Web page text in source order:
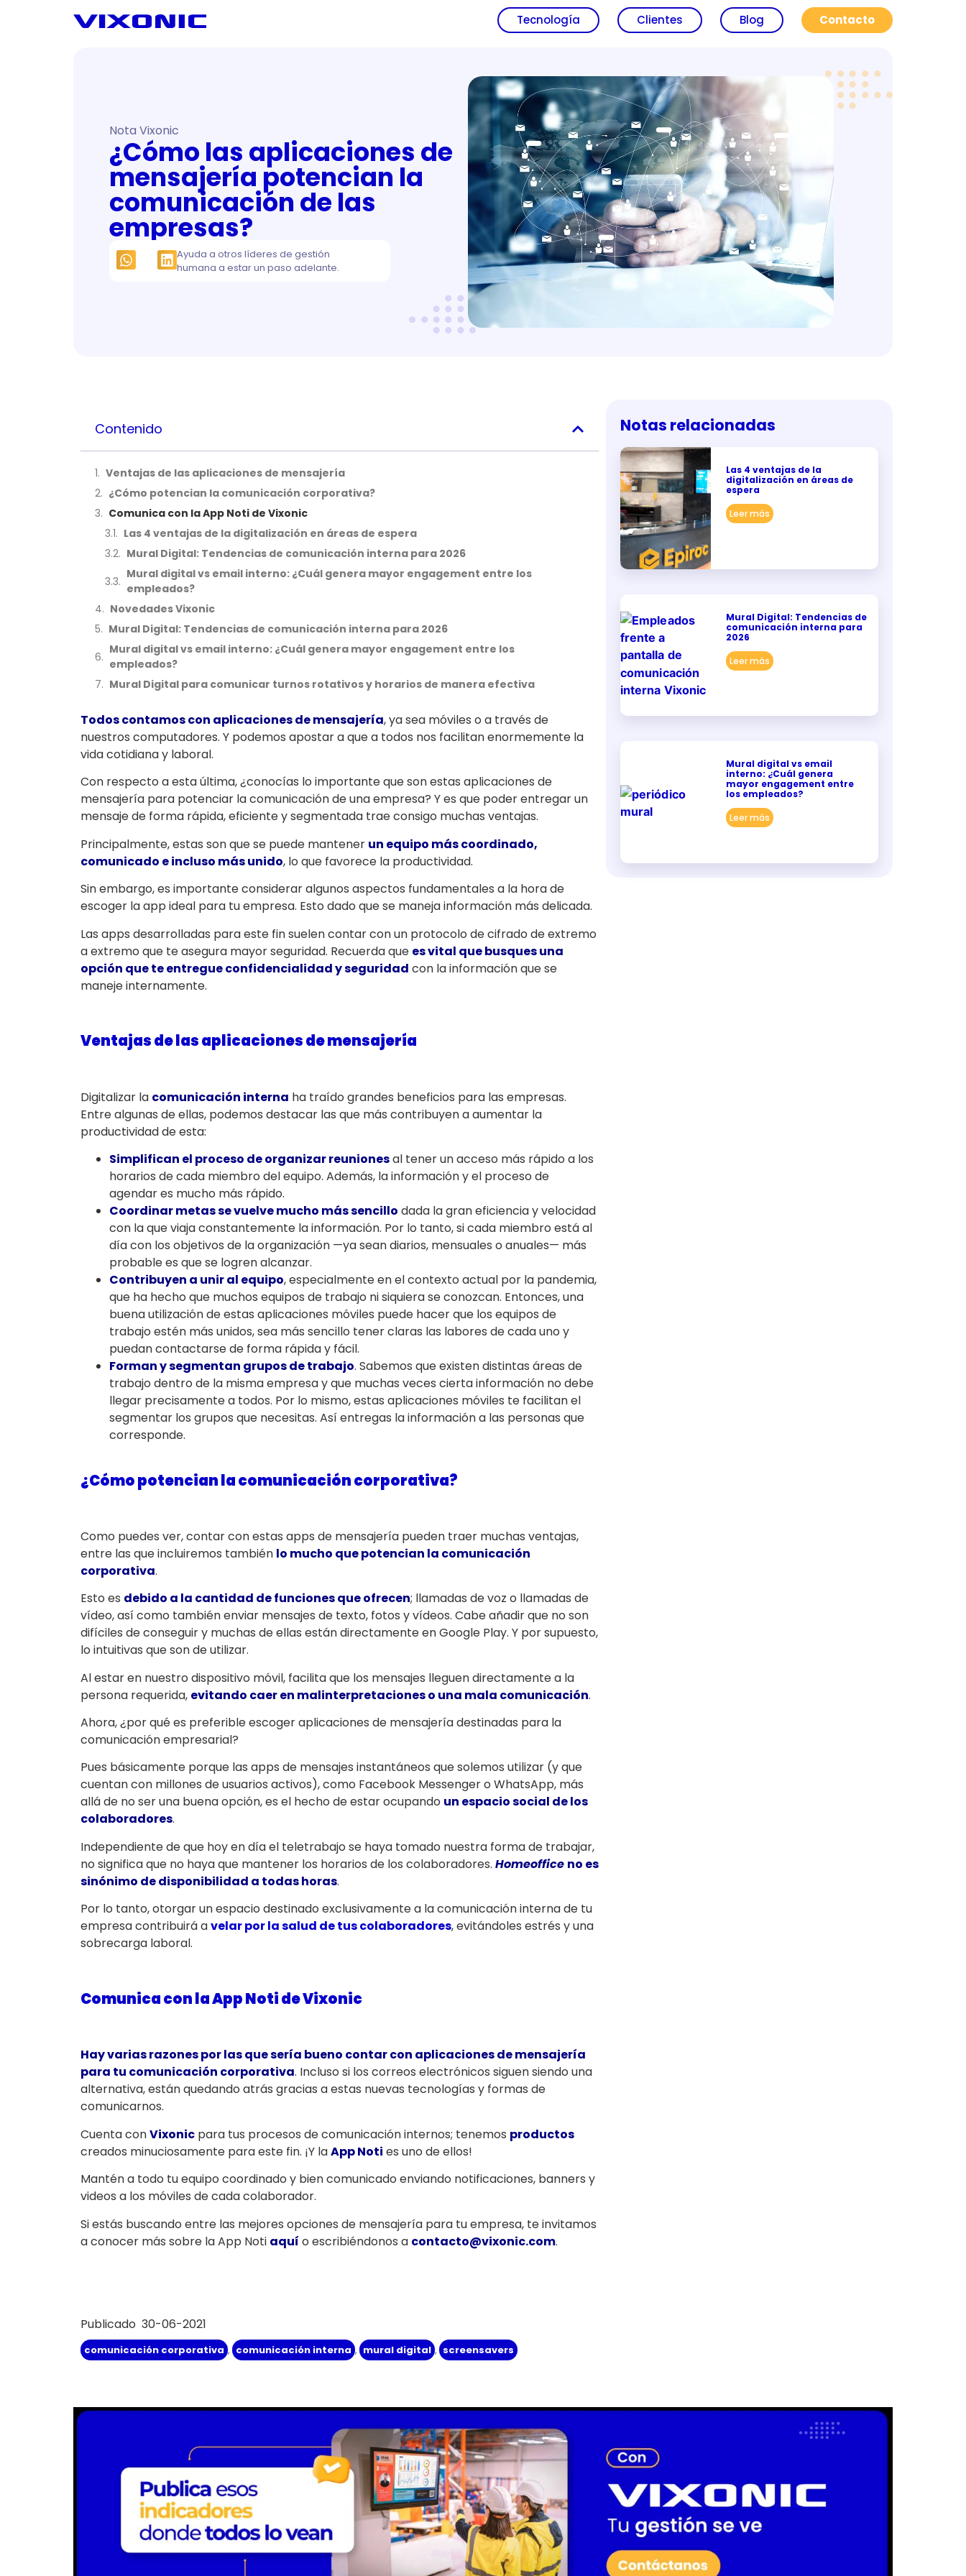
Tecnología Clientes Blog Contacto
Nota Vixonic
¿Cómo las aplicaciones de
mensajería potencian la
comunicación de las
empresas?
Ayuda a otros líderes de gestión
humana a estar un paso adelante.
Contenido
Ventajas de las aplicaciones de mensajería
¿Cómo potencian la comunicación corporativa?
Comunica con la App Noti de Vixonic
Las 4 ventajas de la digitalización en áreas de espera
Mural Digital: Tendencias de comunicación interna para 2026
Mural digital vs email interno: ¿Cuál genera mayor engagement entre los
empleados?
Novedades Vixonic
Mural Digital: Tendencias de comunicación interna para 2026
Mural digital vs email interno: ¿Cuál genera mayor engagement entre los
empleados?
Mural Digital para comunicar turnos rotativos y horarios de manera efectiva
Todos contamos con aplicaciones de mensajería, ya sea móviles o a través de
nuestros computadores. Y podemos apostar a que a todos nos facilitan enormemente la
vida cotidiana y laboral.
Con respecto a esta última, ¿conocías lo importante que son estas aplicaciones de
mensajería para potenciar la comunicación de una empresa? Y es que poder entregar un
mensaje de forma rápida, eficiente y segmentada trae consigo muchas ventajas.
Principalmente, estas son que se puede mantener un equipo más coordinado,
comunicado e incluso más unido, lo que favorece la productividad.
Sin embargo, es importante considerar algunos aspectos fundamentales a la hora de
escoger la app ideal para tu empresa. Esto dado que se maneja información más delicada.
Las apps desarrolladas para este fin suelen contar con un protocolo de cifrado de extremo
a extremo que te asegura mayor seguridad. Recuerda que es vital que busques una
opción que te entregue confidencialidad y seguridad con la información que se
maneje internamente.
Ventajas de las aplicaciones de mensajería
Digitalizar la comunicación interna ha traído grandes beneficios para las empresas.
Entre algunas de ellas, podemos destacar las que más contribuyen a aumentar la
productividad de esta:
Simplifican el proceso de organizar reunionesal tener un acceso más rápido a los
horarios de cada miembro del equipo. Además, la información y el proceso de
agendar es mucho más rápido.
Coordinar metas se vuelve mucho más sencillo dada la gran eficiencia y velocidad
con la que viaja constantemente la información. Por lo tanto, si cada miembro está al
día con los objetivos de la organización —ya sean diarios, mensuales o anuales— más
probable es que se logren alcanzar.
Contribuyen a unir al equipo, especialmente en el contexto actual por la pandemia,
que ha hecho que muchos equipos de trabajo ni siquiera se conozcan. Entonces, una
buena utilización de estas aplicaciones móviles puede hacer que los equipos de
trabajo estén más unidos, sea más sencillo tener claras las labores de cada uno y
puedan contactarse de forma rápida y fácil.
Forman y segmentan grupos de trabajo. Sabemos que existen distintas áreas de
trabajo dentro de la misma empresa y que muchas veces cierta información no debe
llegar precisamente a todos. Por lo mismo, estas aplicaciones móviles te facilitan el
segmentar los grupos que necesitas. Así entregas la información a las personas que
corresponde.
¿Cómo potencian la comunicación corporativa?
Como puedes ver, contar con estas apps de mensajería pueden traer muchas ventajas,
entre las que incluiremos también lo mucho que potencian la comunicación
corporativa.
Esto es debido a la cantidad de funciones que ofrecen; llamadas de voz o llamadas de
vídeo, así como también enviar mensajes de texto, fotos y vídeos. Cabe añadir que no son
difíciles de conseguir y muchas de ellas están directamente en Google Play. Y por supuesto,
lo intuitivas que son de utilizar.
Al estar en nuestro dispositivo móvil, facilita que los mensajes lleguen directamente a la
persona requerida, evitando caer en malinterpretaciones o una mala comunicación.
Ahora, ¿por qué es preferible escoger aplicaciones de mensajería destinadas para la
comunicación empresarial?
Pues básicamente porque las apps de mensajes instantáneos que solemos utilizar (y que
cuentan con millones de usuarios activos), como Facebook Messenger o WhatsApp, más
allá de no ser una buena opción, es el hecho de estar ocupando un espacio social de los
colaboradores.
Independiente de que hoy en día el teletrabajo se haya tomado nuestra forma de trabajar,
no significa que no haya que mantener los horarios de los colaboradores. Homeoffice no es
sinónimo de disponibilidad a todas horas.
Por lo tanto, otorgar un espacio destinado exclusivamente a la comunicación interna de tu
empresa contribuirá avelar por la salud de tus colaboradores, evitándoles estrés y una
sobrecarga laboral.
Comunica con la App Noti de Vixonic
Hay varias razones por las que sería bueno contar con aplicaciones de mensajería
para tu comunicación corporativa. Incluso si los correos electrónicos siguen siendo una
alternativa, están quedando atrás gracias a estas nuevas tecnologías y formas de
comunicarnos.
Cuenta conVixonic para tus procesos de comunicación internos; tenemos productos
creados minuciosamente para este fin. ¡Y laApp Noti es uno de ellos!
Mantén a todo tu equipo coordinado y bien comunicado enviando notificaciones, banners y
videos a los móviles de cada colaborador.
Si estás buscando entre las mejores opciones de mensajería para tu empresa, te invitamos
a conocer más sobre la App Noti aquí o escribiéndonos a contacto@vixonic.com.
Publicado 30-06-2021
comunicación corporativa , comunicación interna , mural digital , screensavers
Notas relacionadas
Las 4 ventajas de la
digitalización en áreas de
espera
Leer más
Mural Digital: Tendencias de
comunicación interna para
2026
Leer más
Mural digital vs email
interno: ¿Cuál genera
mayor engagement entre
los empleados?
Leer más